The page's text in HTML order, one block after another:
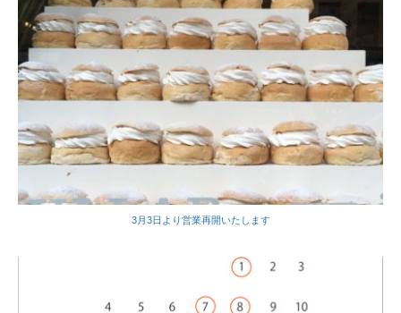
3月3日より営業再開いたします